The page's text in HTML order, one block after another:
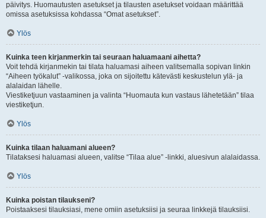
päivitys. Huomautusten asetukset ja tilausten asetukset voidaan määrittää
omissa asetuksissa kohdassa “Omat asetukset”.
Ylös
Kuinka teen kirjanmerkin tai seuraan haluamaani aihetta?
Voit tehdä kirjanmekin tai tilata haluamasi aiheen valitsemalla sopivan linkin
“Aiheen työkalut” -valikossa, joka on sijoitettu kätevästi keskustelun ylä- ja
alalaidan lähelle.
Viestiketjuun vastaaminen ja valinta “Huomauta kun vastaus lähetetään” tilaa
viestiketjun.
Ylös
Kuinka tilaan haluamani alueen?
Tilataksesi haluamasi alueen, valitse “Tilaa alue” -linkki, aluesivun alalaidassa.
Ylös
Kuinka poistan tilaukseni?
Poistaaksesi tilauksiasi, mene omiin asetuksiisi ja seuraa linkkejä tilauksiisi.